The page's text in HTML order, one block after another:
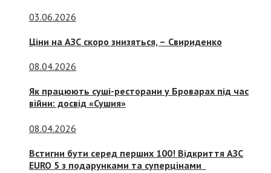
03.06.2026
Ціни на АЗС скоро знизяться, – Свириденко
08.04.2026
Як працюють суші-ресторани у Броварах під час
війни: досвід «Сушия»
08.04.2026
Встигни бути серед перших 100! Відкриття АЗС
EURO 5 з подарунками та суперцінами